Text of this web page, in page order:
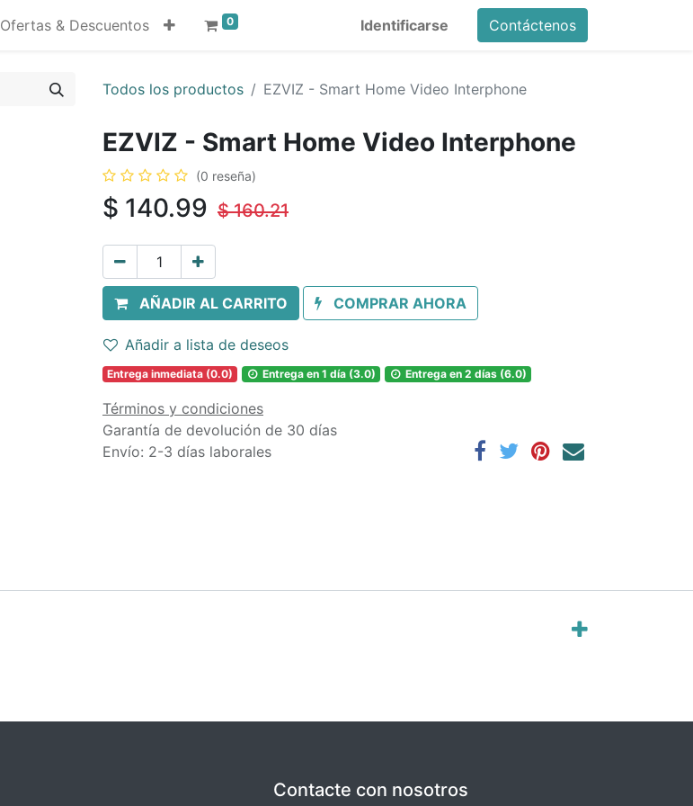
Ofertas & Descuentos 0 Identificarse Contáctenos
Todos los productos EZVIZ - Smart Home Video Interphone
EZVIZ - Smart Home Video Interphone
(0 reseña)
$ 140.99 $160.21
AÑADIR AL CARRITO COMPRAR AHORA
Añadir a lista de deseos
Entrega inmediata (0.0) Entrega en 1 día (3.0) Entrega en 2 días (6.0)
Términos y condiciones
Garantía de devolución de 30 días
Envío: 2-3 días laborales
Contacte con nosotros